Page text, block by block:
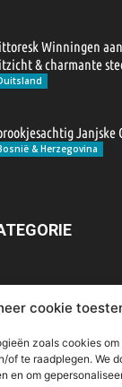
cookie
zoals cookies
of te raadplegen. We
en om
Winningen
& charmante
Janjske
& Herzegovina